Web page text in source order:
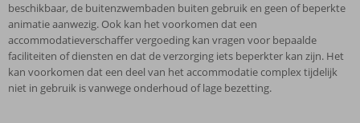
beschikbaar, de buitenzwembaden buiten gebruik en geen of beperkte
animatie aanwezig. Ook kan het voorkomen dat een
accommodatieverschaffer vergoeding kan vragen voor bepaalde
faciliteiten of diensten en dat de verzorging iets beperkter kan zijn. Het
kan voorkomen dat een deel van het accommodatie complex tijdelijk
niet in gebruik is vanwege onderhoud of lage bezetting.